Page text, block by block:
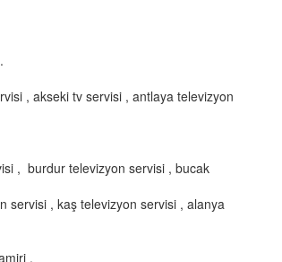
, akseki tv servisi , antlaya televizyon
, burdur televizyon servisi , bucak
servisi , kaş televizyon servisi , alanya
.